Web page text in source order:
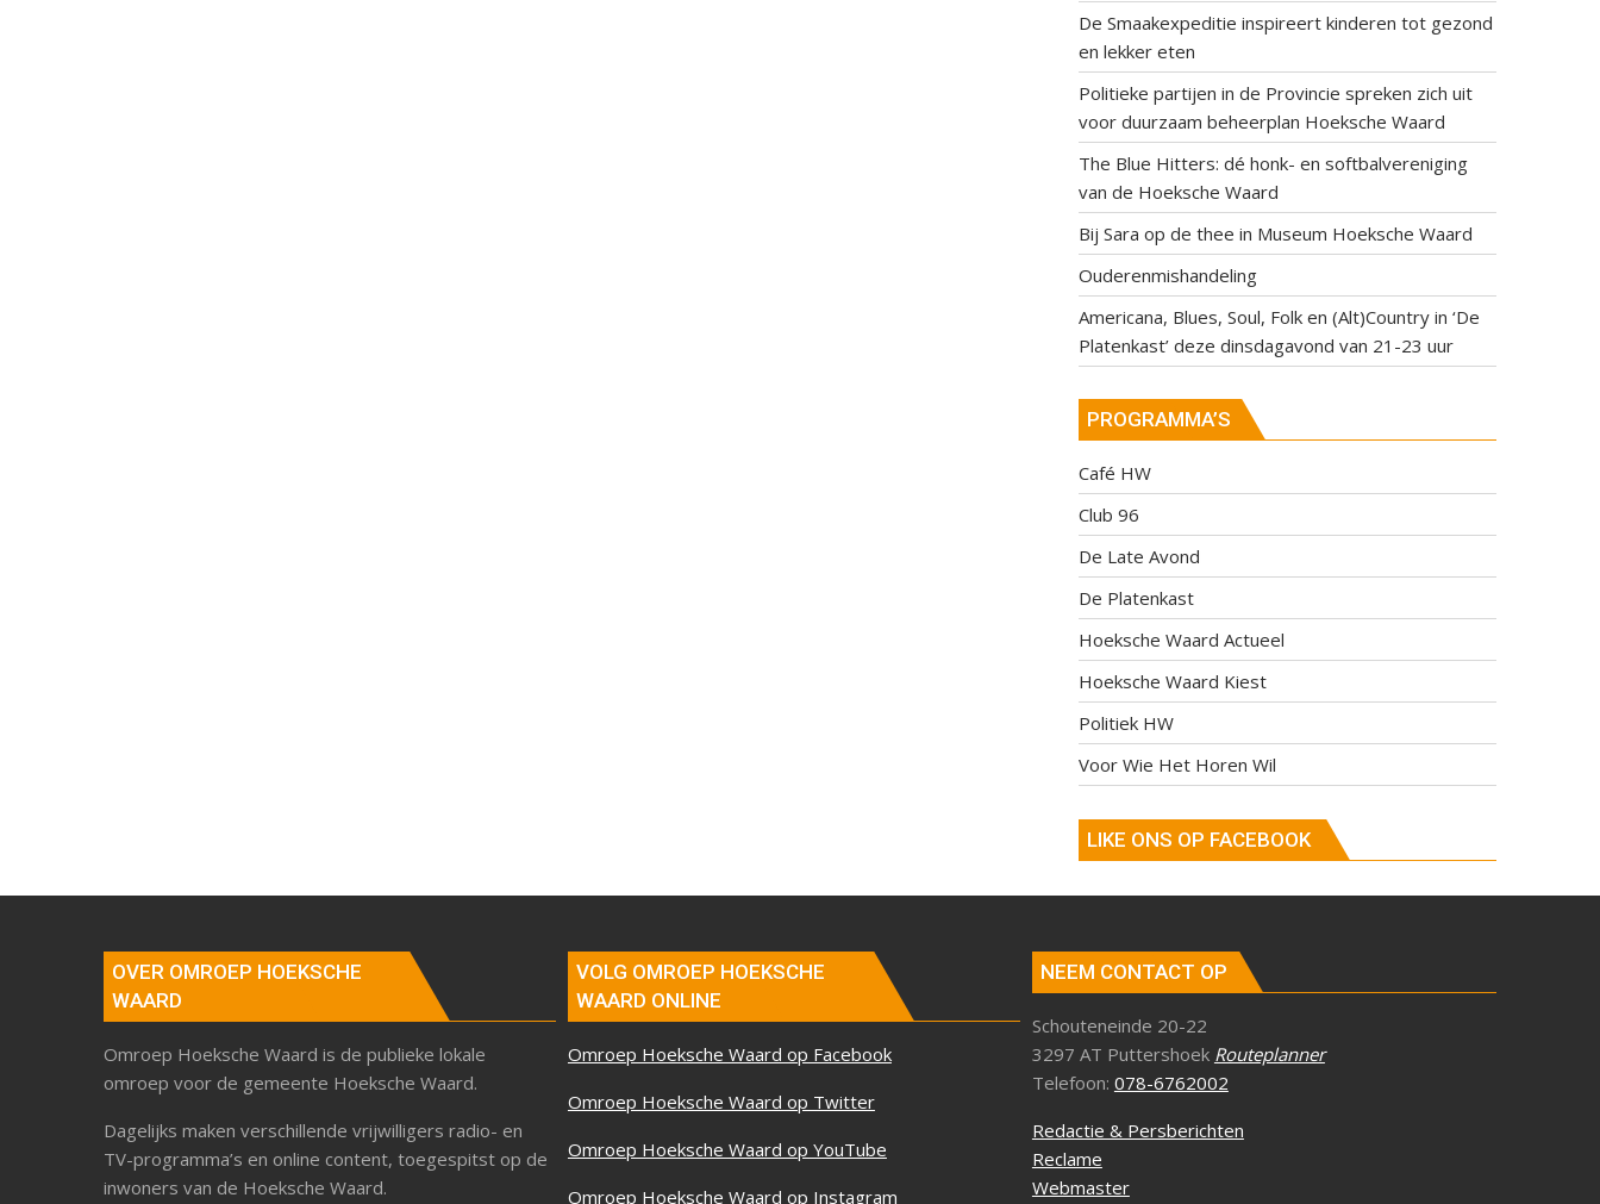
De Smaakexpeditie inspireert kinderen tot gezond
en lekker eten
Politieke partijen in de Provincie spreken zich uit
voor duurzaam beheerplan Hoeksche Waard
The Blue Hitters: dé honk- en softbalvereniging
van de Hoeksche Waard
Bij Sara op de thee in Museum Hoeksche Waard
Ouderenmishandeling
Americana, Blues, Soul, Folk en (Alt)Country in ‘De
Platenkast’ deze dinsdagavond van 21-23 uur
PROGRAMMA’S
Café HW
Club 96
De Late Avond
De Platenkast
Hoeksche Waard Actueel
Hoeksche Waard Kiest
Politiek HW
Voor Wie Het Horen Wil
LIKE ONS OP FACEBOOK
OVER OMROEP HOEKSCHE
WAARD
Omroep Hoeksche Waard is de publieke lokale
omroep voor de gemeente Hoeksche Waard.
Dagelijks maken verschillende vrijwilligers radio- en
TV-programma’s en online content, toegespitst op de
inwoners van de Hoeksche Waard.
VOLG OMROEP HOEKSCHE
WAARD ONLINE
Omroep Hoeksche Waard op Facebook
Omroep Hoeksche Waard op Twitter
Omroep Hoeksche Waard op YouTube
Omroep Hoeksche Waard op Instagram
NEEM CONTACT OP
Schouteneinde 20-22
3297 AT Puttershoek Routeplanner
Telefoon: 078-6762002
Redactie & Persberichten
Reclame
Webmaster